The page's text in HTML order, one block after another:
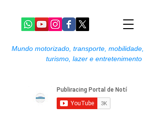
Mundo motorizado, transporte, mobilidade,
turismo, lazer e entretenimento